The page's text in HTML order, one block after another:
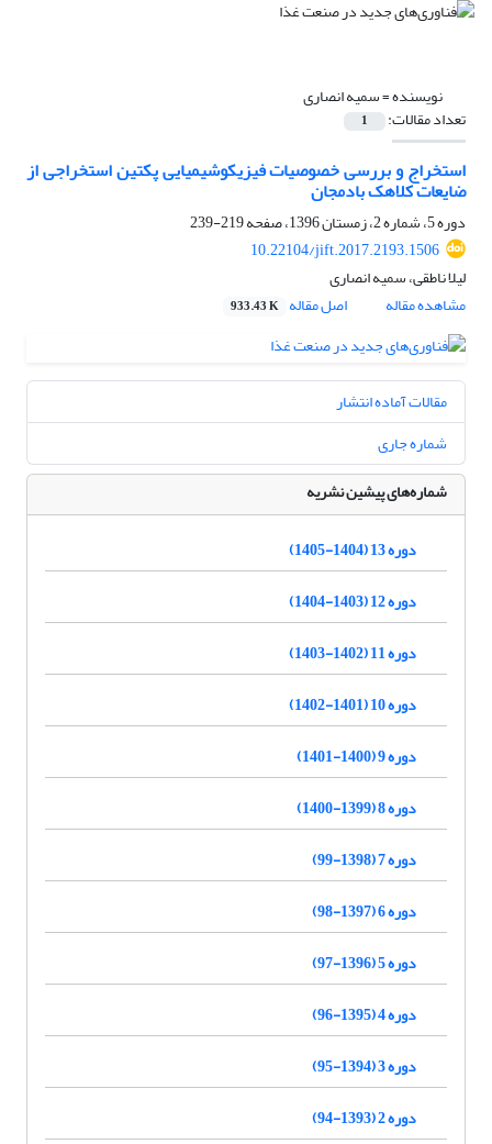
نویسنده =سمیه انصاری
تعداد مقالات: 1
استخراج و بررسی خصوصیات فیزیکوشیمیایی پکتین استخراجی از
ضایعات کلاهک بادمجان
دوره 5، شماره 2، زمستان 1396، صفحه
219-239
10.22104/jift.2017.2193.1506
لیلا ناطقی، سمیه انصاری
مشاهده مقاله
اصل مقاله 933.43 K
مقالات آماده انتشار
شماره جاری
شماره‌های پیشین نشریه
دوره 13 (1404-1405)
دوره 12 (1403-1404)
دوره 11 (1402-1403)
دوره 10 (1401-1402)
دوره 9 (1400-1401)
دوره 8 (1399-1400)
دوره 7 (1398-99)
دوره 6 (1397-98)
دوره 5 (1396-97)
دوره 4 (1395-96)
دوره 3 (1394-95)
دوره 2 (1393-94)